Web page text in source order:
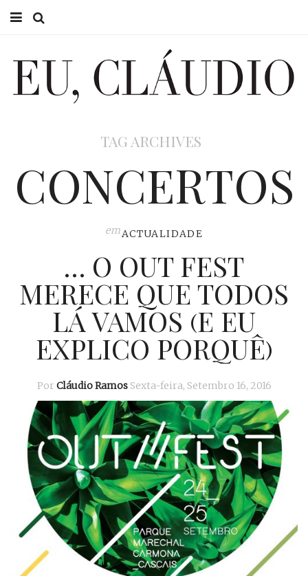
EU CLÁUDIO
EU, PAI
TAG ARCHIVES
CONCERTOS
emACTUALIDADE
… O OUT FEST
MERECE QUE TODOS
LÁ VAMOS (E EU
EXPLICO PORQUÊ)
Por Cláudio Ramos Sexta-feira, Setembro 16, 2016